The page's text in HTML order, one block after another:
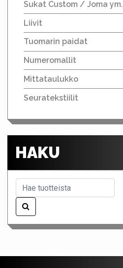
Sukat Custom / Joma ym.
Liivit
Tuomarin paidat
Numeromallit
Mittataulukko
Seuratekstiilit
HAKU